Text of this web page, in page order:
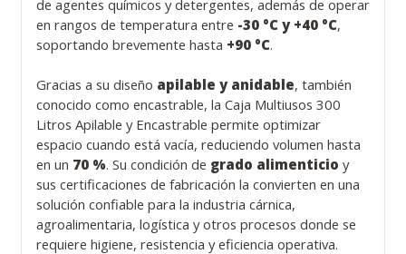
de agentes químicos y detergentes, además de operar
en rangos de temperatura entre -30 °C y +40 °C,
soportando brevemente hasta +90 °C.
Gracias a su diseño apilable y anidable, también
conocido como encastrable, la Caja Multiusos 300
Litros Apilable y Encastrable permite optimizar
espacio cuando está vacía, reduciendo volumen hasta
en un 70 %. Su condición de grado alimenticio y
sus certificaciones de fabricación la convierten en una
solución confiable para la industria cárnica,
agroalimentaria, logística y otros procesos donde se
requiere higiene, resistencia y eficiencia operativa.